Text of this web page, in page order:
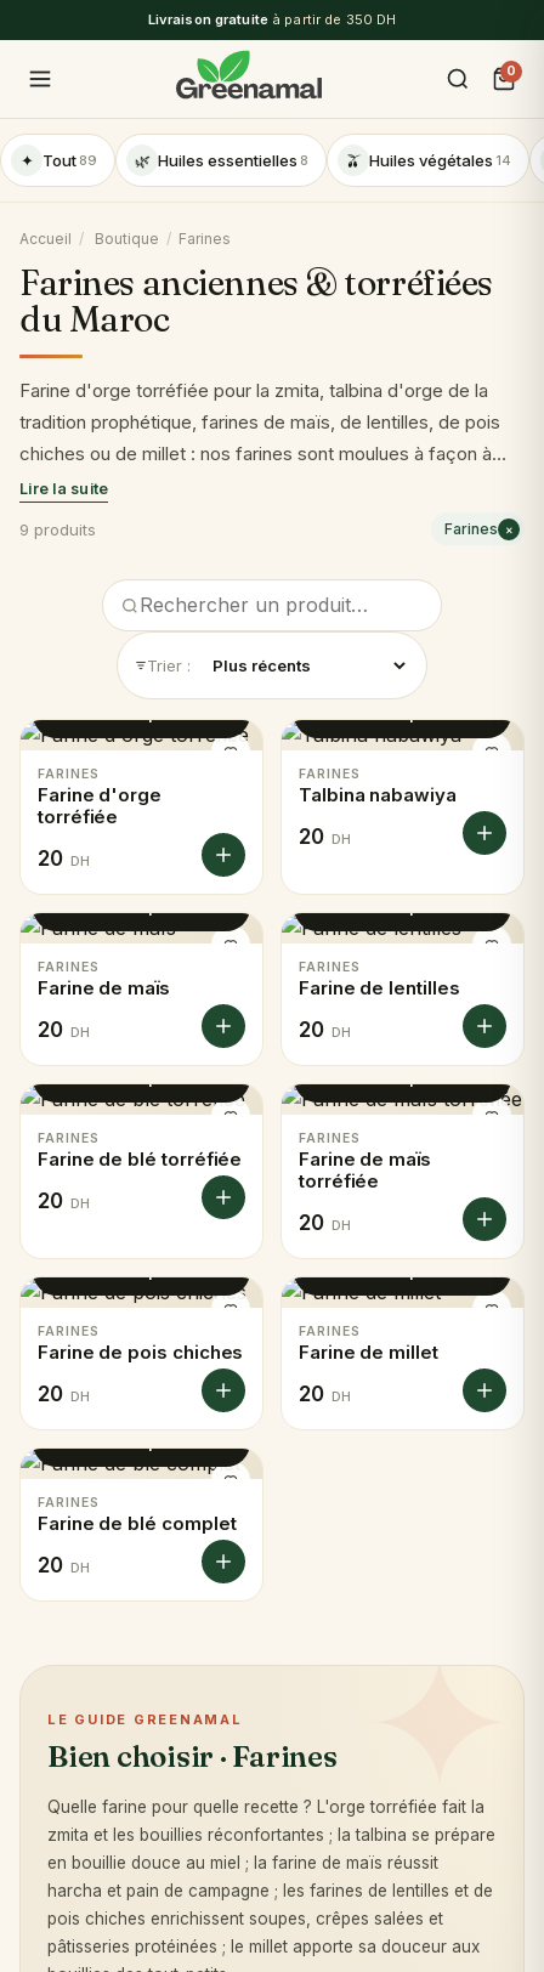
Livraison gratuiteà partir de 350 DH
0
✦ Tout 89 🌿 Huiles essentielles 8 🫒 Huiles végétales 14
Accueil / Boutique / Farines
Farines anciennes & torréfiées
du Maroc
Farine d'orge torréfiée pour la zmita, talbina d'orge de la
tradition prophétique, farines de maïs, de lentilles, de pois
chiches ou de millet : nos farines sont moulues à façon à
partir de céréales et légumineuses locales, sans additifs ni
9 produits Farines ×
Trier :
FARINES
Farine d'orge
torréfiée
20 DH
FARINES
Talbina nabawiya
20 DH
FARINES
Farine de maïs
20 DH
FARINES
Farine de lentilles
20 DH
FARINES
Farine de blé torréfiée
20 DH
FARINES
Farine de maïs
torréfiée
20 DH
FARINES
Farine de pois chiches
20 DH
FARINES
Farine de millet
20 DH
FARINES
Farine de blé complet
20 DH
✦
LE GUIDE GREENAMAL
Bien choisir · Farines
Quelle farine pour quelle recette ? L'orge torréfiée fait la
zmita et les bouillies réconfortantes ; la talbina se prépare
en bouillie douce au miel ; la farine de maïs réussit
harcha et pain de campagne ; les farines de lentilles et de
pois chiches enrichissent soupes, crêpes salées et
pâtisseries protéinées ; le millet apporte sa douceur aux